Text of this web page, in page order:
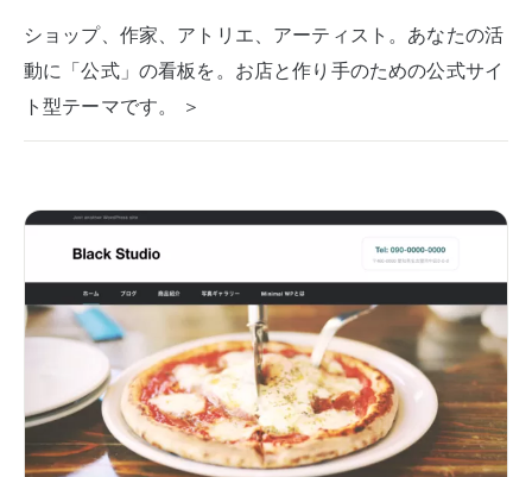
ショップ、作家、アトリエ、アーティスト。あなたの活
動に「公式」の看板を。お店と作り手のための公式サイ
ト型テーマです。 ＞